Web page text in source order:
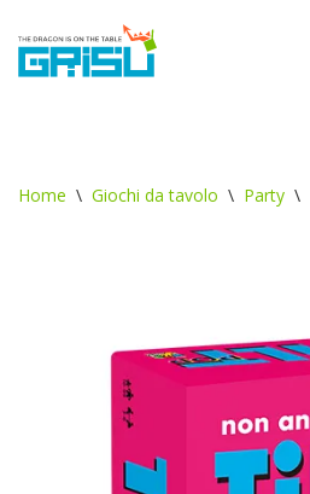
Vai
Home \ Giochi da tavolo \ Party \